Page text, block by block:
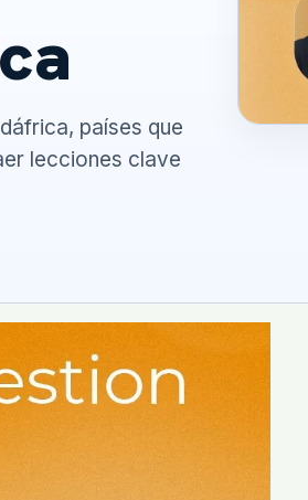
países que
lecciones clave